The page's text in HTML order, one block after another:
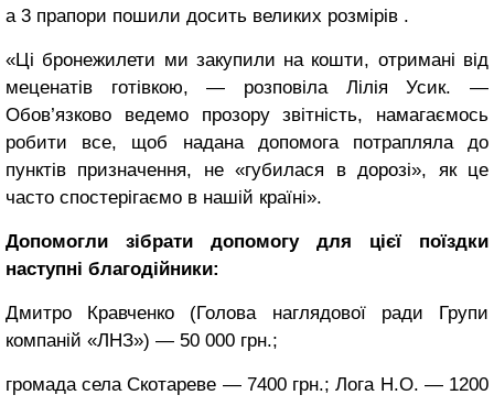
а 3 прапори пошили досить великих розмірів .
«Ці бронежилети ми закупили на кошти, отримані від
меценатів готівкою, — розповіла Лілія Усик. —
Обов’язково ведемо прозору звітність, намагаємось
робити все, щоб надана допомога потрапляла до
пунктів призначення, не «губилася в дорозі», як це
часто спостерігаємо в нашій країні».
Допомогли зібрати допомогу для цієї поїздки
наступні благодійники:
Дмитро Кравченко (Голова наглядової ради Групи
компаній «ЛНЗ») — 50 000 грн.;
громада села Скотареве — 7400 грн.; Лога Н.О. — 1200